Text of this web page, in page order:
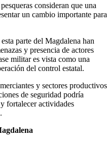
consideran que una
un cambio importante para
parte del Magdalena han
y presencia de actores
militar es vista como una
del control estatal.
y sectores productivos
de seguridad podría
fortalecer actividades